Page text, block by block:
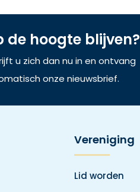
de hoogte blijven?
u zich dan nu in en ontvang
onze nieuwsbrief.
Vereniging
Lid worden